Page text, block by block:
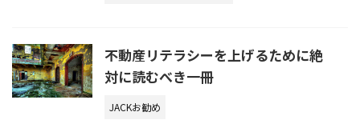
不動産リテラシーを上げるために絶
対に読むべき一冊
JACKお勧め